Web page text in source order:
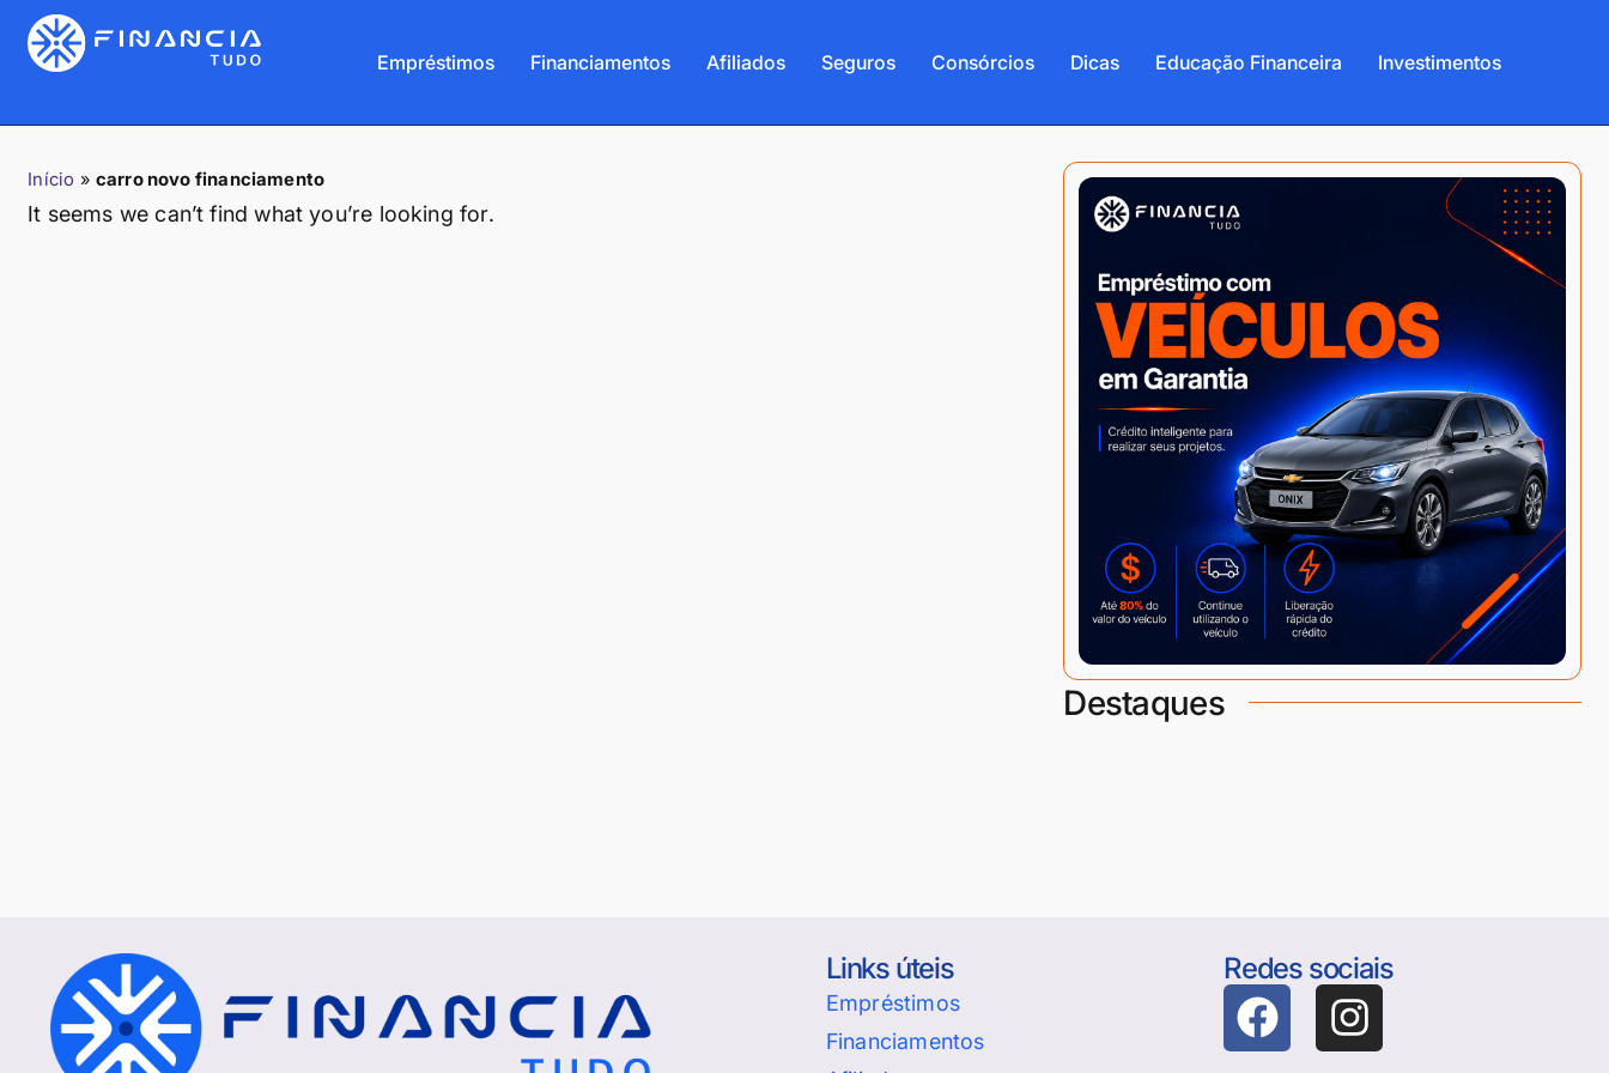
Empréstimos Financiamentos Afiliados Seguros Consórcios Dicas Educação Financeira Investimentos
Início » carro novo financiamento
It seems we can’t find what you’re looking for.
Destaques
Links úteis
Empréstimos
Financiamentos
Redes sociais